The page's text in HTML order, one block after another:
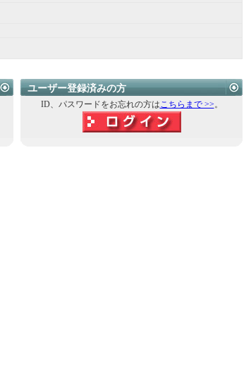
ユーザー登録済みの方
ID、パスワードをお忘れの方はこちらまで >>。